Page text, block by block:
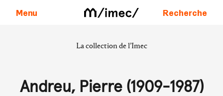
Menu Recherche
La collection de l’Imec
Andreu, Pierre (1909-1987)